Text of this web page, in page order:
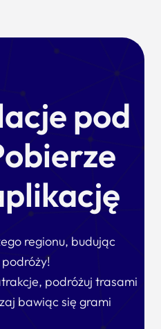
pod
regionu, budując
podróżuj trasami
bawiąc się grami